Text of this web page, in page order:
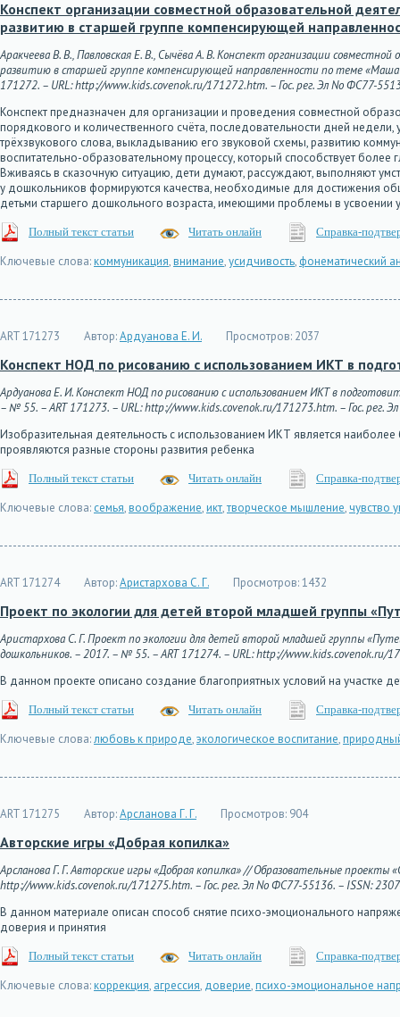
Конспект организации совместной образовательной
развитию в старшей группе компенсирующей
Аракчеева В. В., Павловская Е. В., Сычёва А. В. Конспект организации
развитию в старшей группе компенсирующей направленности по теме
171272. – URL: http://www.kids.covenok.ru/171272.htm. – Гос. рег. Эл No ФС77-
Конспект предназначен для организации и проведения совместной
порядкового и количественного счёта, последовательности дней
трёхзвукового слова, выкладыванию его звуковой схемы, развитию
воспитательно-образовательному процессу, который способствует
Вживаясь в сказочную ситуацию, дети думают, рассуждают, выполняют
у дошкольников формируются качества, необходимые для достижения
детьми старшего дошкольного возраста, имеющими проблемы в усвоении
Полный текст статьи Читать онлайн Справка-
Ключевые слова:коммуникация,внимание,усидчивость, фонематический
ART 171273 Автор:Ардуанова Е. И. Просмотров: 2037
Конспект НОД по рисованию с использованием ИКТ в
Ардуанова Е. И. Конспект НОД по рисованию с использованием ИКТ в
– № 55. – ART 171273. – URL: http://www.kids.covenok.ru/171273.htm. – Гос. рег.
Изобразительная деятельность с использованием ИКТ является
проявляются разные стороны развития ребенка
Полный текст статьи Читать онлайн Справка-
Ключевые слова: семья,воображение,икт,творческое мышление,чувство
ART 171274 Автор:Аристархова С. Г. Просмотров:1432
Проект по экологии для детей второй младшей группы
Аристархова С. Г. Проект по экологии для детей второй младшей группы
дошкольников. – 2017. – № 55. – ART 171274. – URL: http://www.kids.covenok.ru/
В данном проекте описано создание благоприятных условий на участке
Полный текст статьи Читать онлайн Справка-
Ключевые слова:любовь к природе,экологическое воспитание,
ART 171275 Автор:Арсланова Г. Г. Просмотров: 904
Авторские игры «Добрая копилка»
Арсланова Г. Г. Авторские игры «Добрая копилка» // Образовательные проекты
http://www.kids.covenok.ru/171275.htm. – Гос. рег. Эл No ФС77-55136. – ISSN:
В данном материале описан способ снятие психо-эмоционального
доверия и принятия
Полный текст статьи Читать онлайн Справка-
Ключевые слова:коррекция, агрессия, доверие,психо-эмоциональное